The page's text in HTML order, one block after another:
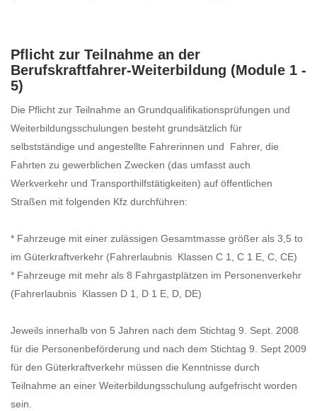
Pflicht zur Teilnahme an der
Berufskraftfahrer-Weiterbildung (Module 1 -
5)
Die Pflicht zur Teilnahme an Grundqualifikationsprüfungen und
Weiterbildungsschulungen besteht grundsätzlich für
selbstständige und angestellte Fahrerinnen und Fahrer, die
Fahrten zu gewerblichen Zwecken (das umfasst auch
Werkverkehr und Transporthilfstätigkeiten) auf öffentlichen
Straßen mit folgenden Kfz durchführen:
* Fahrzeuge mit einer zulässigen Gesamtmasse größer als 3,5 to
im Güterkraftverkehr (Fahrerlaubnis Klassen C 1, C 1 E, C, CE)
* Fahrzeuge mit mehr als 8 Fahrgastplätzen im Personenverkehr
(Fahrerlaubnis Klassen D 1, D 1 E, D, DE)
Jeweils innerhalb von 5 Jahren nach dem Stichtag 9. Sept. 2008
für die Personenbeförderung und nach dem Stichtag 9. Sept 2009
für den Güterkraftverkehr müssen die Kenntnisse durch
Teilnahme an einer Weiterbildungsschulung aufgefrischt worden
sein.